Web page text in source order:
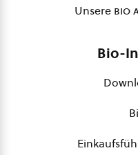
Unsere bio
Bio-